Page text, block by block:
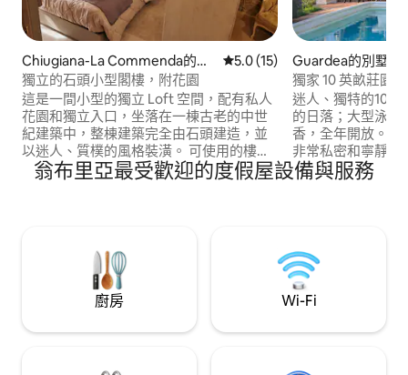
Chiugiana-La Commenda的房
源
從 15 則評價中獲得 5.0 的平
5.0 (15)
獨立的石頭小型閣樓，附花園
這是一間小型的獨立 Loft 空間，配有私人
花園和獨立入口，坐落在一棟古老的中世
紀建築中，整棟建築完全由石頭建造，並
以迷人、質樸的風格裝潢。 可使用的樓層
面積為 32 平方公尺。 位於風景優美的地
點，房子前面可以停車，所在區域很安
賈 10 分鐘，距離特拉西梅諾湖 15 分鐘，距
離科爾恰諾 5 分鐘，距離阿西西 25 分鐘。
Guardea的別墅
獨家 10 英畝莊園
迷人、獨特的10英
的日落；大型泳池
香，全年開放。
非常私密和寧靜的
室、按摩浴缸、
全的廚房、露天用
佛羅倫斯的火車站
裡的商店。地面／
翁布里亞最受歡迎的度假屋設備與服務
廚房 Wi-Fi